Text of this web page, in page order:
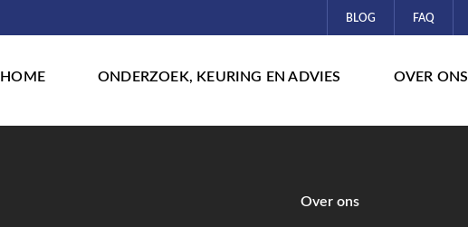
BLOG FAQ
HOME ONDERZOEK, KEURING EN ADVIES OVER ONS
Over ons